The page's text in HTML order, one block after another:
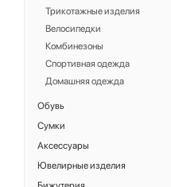
Трикотажные изделия
Велосипедки
Комбинезоны
Спортивная одежда
Домашняя одежда
Обувь
Сумки
Аксессуары
Ювелирные изделия